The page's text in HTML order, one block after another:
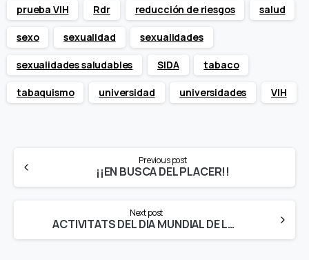
prueba VIH Rdr reducción de riesgos salud
sexo sexualidad sexualidades
sexualidades saludables SIDA tabaco
tabaquismo universidad universidades VIH
Reading
Previous post
¡¡EN BUSCA DEL PLACER!!
Next post
ACTIVITATS DEL DIA MUNDIAL DE LA LLUITA CONTRA LA SIDA EN LA UNIVERSITAT DE GIRONA